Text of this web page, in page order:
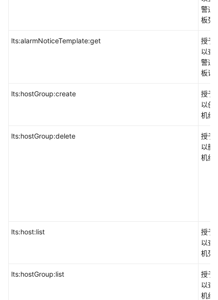
警通
板列
lts:alarmNoticeTemplate:get
授予
以查
警通
板详
lts:hostGroup:create
授予
以创
机组
lts:hostGroup:delete
授予
以删
机组
lts:host:list
授予
以查
机列
lts:hostGroup:list
授予
以查
机组